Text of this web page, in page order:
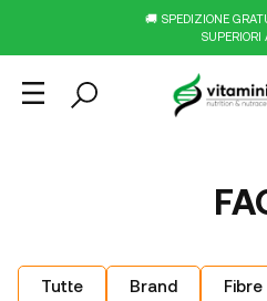
🚚 SPEDIZIONE
SUPERIORI
Tutte Brand